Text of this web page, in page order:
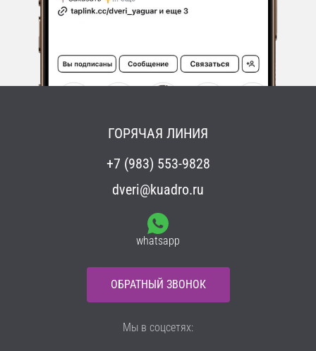
ГОРЯЧАЯ ЛИНИЯ
+7 (983) 553-9828
dveri@kuadro.ru
whatsapp
ОБРАТНЫЙ ЗВОНОК
Мы в соцсетях: